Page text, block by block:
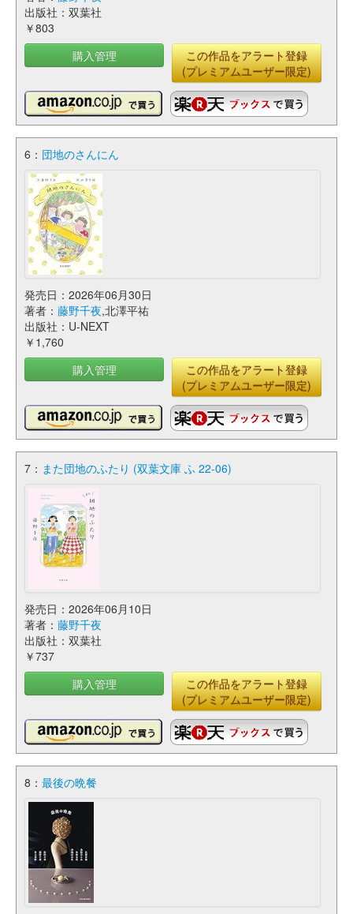
出版社：双葉社
￥803
購入管理
この作品をアラート登録
(プレミアムユーザー限定)
6： 団地のさんにん
発売日：2026年06月30日
著者： 藤野千夜,北澤平祐
出版社：U-NEXT
￥1,760
購入管理
この作品をアラート登録
(プレミアムユーザー限定)
7： また団地のふたり (双葉文庫 ふ 22-06)
発売日：2026年06月10日
著者： 藤野千夜
出版社：双葉社
￥737
購入管理
この作品をアラート登録
(プレミアムユーザー限定)
8： 最後の晩餐